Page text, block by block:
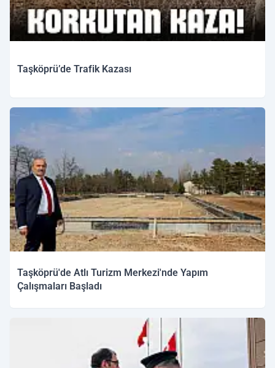
Taşköprü’de Trafik Kazası
Taşköprü'de Atlı Turizm Merkezi'nde Yapım
Çalışmaları Başladı